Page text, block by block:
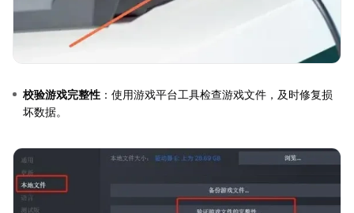
校验游戏完整性 ：使用游戏平台工具检查游戏文件，及时修复损
坏数据。